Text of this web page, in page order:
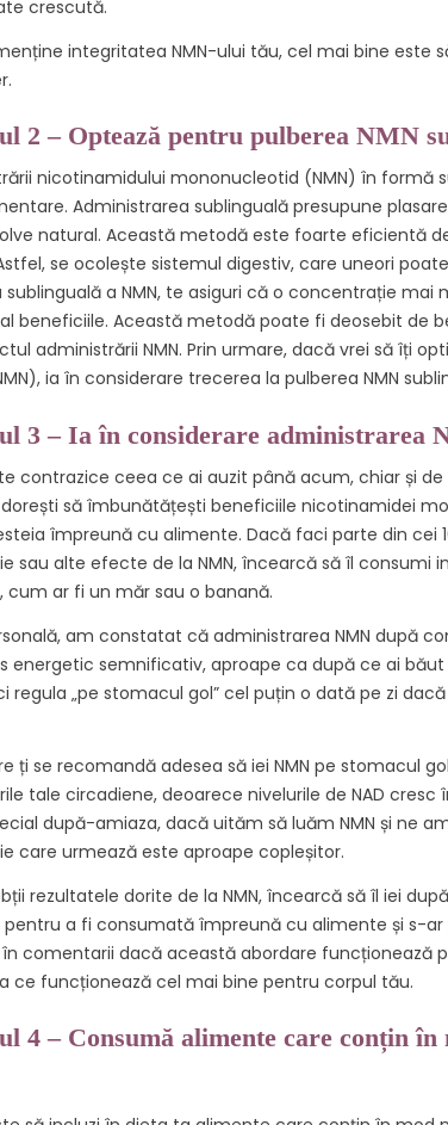
crescută.
integritatea NMN-ului tău, cel mai bine este
2 – Optează pentru pulberea NMN
nicotinamidului mononucleotid (NMN) în formă
Administrarea sublinguală presupune
natural. Această metodă este foarte eficientă
se ocolește sistemul digestiv, care uneori
sublinguală a NMN, te asiguri că o concentrație
beneficiile. Această metodă poate fi deosebit de
administrării NMN. Prin urmare, dacă vrei să îți
ia în considerare trecerea la pulberea NMN
3 – Ia în considerare administrarea
contrazice ceea ce ai auzit până acum, chiar și de
să îmbunătățești beneficiile nicotinamidei
împreună cu alimente. Dacă faci parte din cei
sau alte efecte de la NMN, încearcă să îl
cum ar fi un măr sau o banană.
am constatat că administrarea NMN după
energetic semnificativ, aproape ca după ce ai
regula „pe stomacul gol” cel puțin o dată pe zi
ți se recomandă adesea să iei NMN pe stomacul
tale circadiene, deoarece nivelurile de NAD
după-amiaza, dacă uităm să luăm NMN și ne
care urmează este aproape copleșitor.
rezultatele dorite de la NMN, încearcă să îl iei
pentru a fi consumată împreună cu alimente și s-
comentarii dacă această abordare funcționează
ce funcționează cel mai bine pentru corpul tău.
4 – Consumă alimente care conțin